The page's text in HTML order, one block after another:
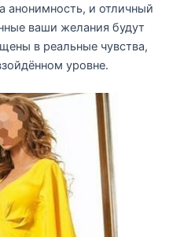
анонимность, и отличный
ваши желания будут
в реальные чувства,
уровне.